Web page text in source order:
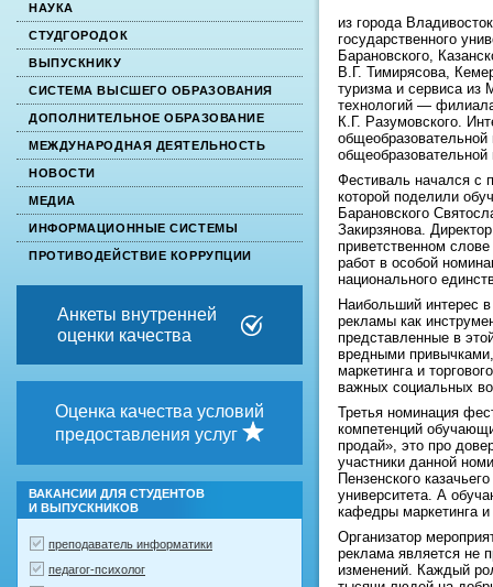
НАУКА
СТУДГОРОДОК
ВЫПУСКНИКУ
СИСТЕМА ВЫСШЕГО ОБРАЗОВАНИЯ
ДОПОЛНИТЕЛЬНОЕ ОБРАЗОВАНИЕ
МЕЖДУНАРОДНАЯ ДЕЯТЕЛЬНОСТЬ
НОВОСТИ
МЕДИА
ИНФОРМАЦИОННЫЕ СИСТЕМЫ
ПРОТИВОДЕЙСТВИЕ КОРРУПЦИИ
Анкеты внутренней
оценки качества
Оценка качества условий
предоставления услуг
ВАКАНСИИ ДЛЯ СТУДЕНТОВ
И ВЫПУСКНИКОВ
преподаватель информатики
педагог-психолог
из города
государственного
Барановского,
В.Г. Тимирясова,
туризма и сервиса из
технологий — филиала
К.Г. Разумовского.
Фестиваль начался с
которой поделили
Барановского
Закирзянова.
приветственном
работ в особой
национального
Наибольший интерес
рекламы как
представленные в
вредными
маркетинга и
важных социальных
Третья номинация
компетенций
продай», это про
участники данной
Пензенского
университета. А
кафедры маркетинга
Организатор
реклама является не
изменений. Каждый